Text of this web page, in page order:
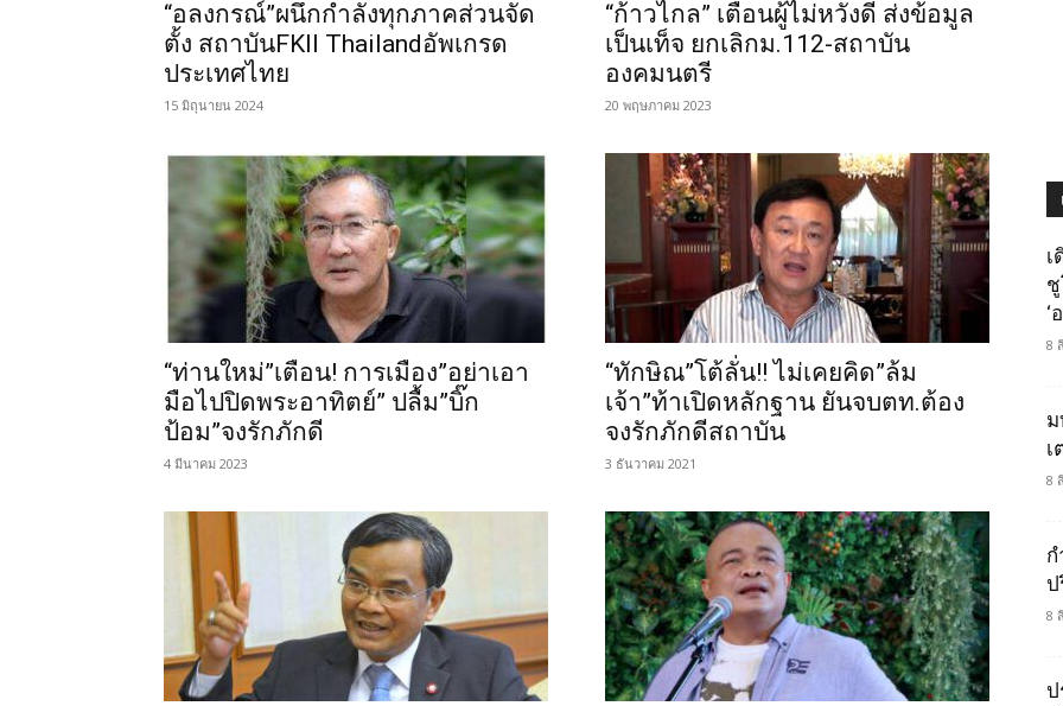
“อลงกรณ์”ผนึกกำลังทุกภาคส่วนจัด
ตั้ง สถาบันFKII Thailandอัพเกรด
ประเทศไทย
15 มิถุนายน 2024
“ก้าวไกล” เตือนผู้ไม่หวังดี ส่งข้อมูล
เป็นเท็จ ยกเลิกม.112-สถาบัน
องคมนตรี
20 พฤษภาคม 2023
“ท่านใหม่”เตือน! การเมือง”อย่าเอา
มือไปปิดพระอาทิตย์” ปลื้ม”บิ๊ก
ป้อม”จงรักภักดี
4 มีนาคม 2023
“ทักษิณ”โต้ลั่น!! ไม่เคยคิด”ล้ม
เจ้า”ท้าเปิดหลักฐาน ยันจบตท.ต้อง
จงรักภักดีสถาบัน
3 ธันวาคม 2021
‘
8
8
ป
8
ป